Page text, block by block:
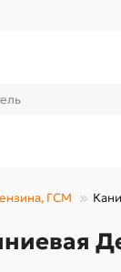
ГСМ